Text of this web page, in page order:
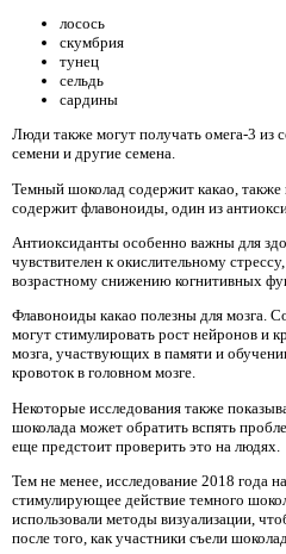
лосось
скумбрия
тунец
сельдь
сардины
Люди также могут получать омега-3 из
семени и другие семена.
Темный шоколад содержит какао, также
содержит флавоноиды, один из
Антиоксиданты особенно важны для
чувствителен к окислительному
возрастному снижению когнитивных
Флавоноиды какао полезны для мозга.
могут стимулировать рост нейронов и
мозга, участвующих в памяти и
кровоток в головном мозге.
Некоторые исследования также
шоколада может обратить вспять
еще предстоит проверить это на людях.
Тем не менее, исследование 2018 года
стимулирующее действие темного
использовали методы визуализации,
после того, как участники съели